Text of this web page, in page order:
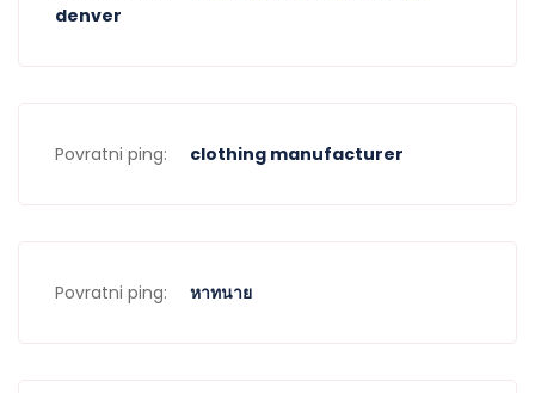
denver
Povratni ping: clothing manufacturer
Povratni ping: หาทนาย